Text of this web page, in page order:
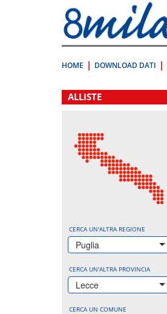
direttamente
a:
Contenuto
HOME DOWNLOAD DATI
.
ALLISTE
CERCA UN'ALTRA REGIONE
Puglia
CERCA UN'ALTRA PROVINCIA
Lecce
CERCA UN COMUNE